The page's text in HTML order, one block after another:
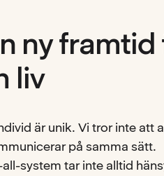
ny
liv
är unik. Vi tror inte att
på samma sätt.
system tar inte alltid